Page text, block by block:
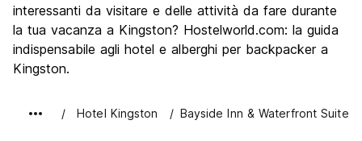
interessanti da visitare e delle attività da fare durante
la tua vacanza a Kingston? Hostelworld.com: la guida
indispensabile agli hotel e alberghi per backpacker a
Kingston.
Hotel Kingston Bayside Inn & Waterfront Suites